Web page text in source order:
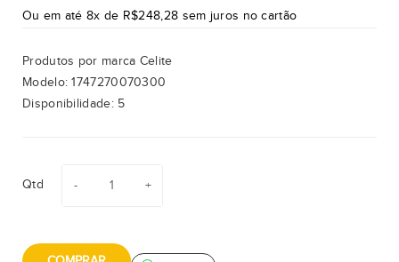
Ou em até 8x de R$248,28 sem juros no cartão
Produtos por marca Celite
Modelo:1747270070300
Disponibilidade: 5
Qtd